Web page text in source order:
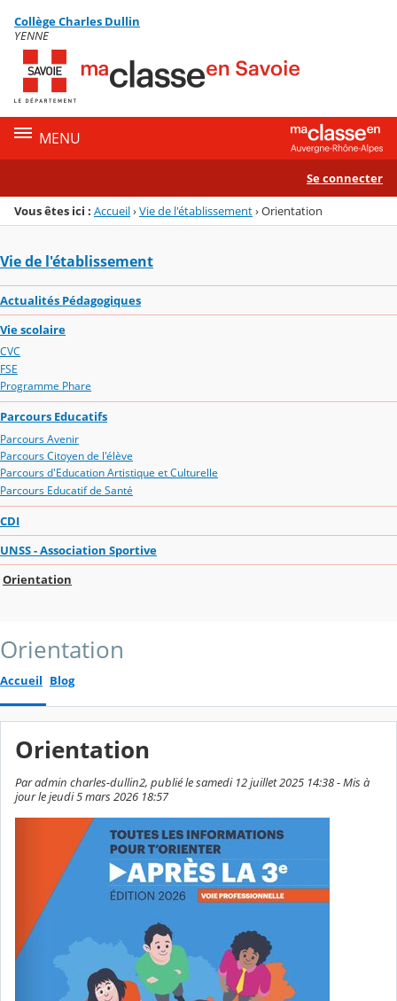
Menu de la rubrique
Contenu
Collège Charles Dullin
YENNE
MENU
Se connecter
Vous êtes ici : Accueil›Vie de l'établissement›Orientation
Vie de l'établissement
Actualités Pédagogiques
Vie scolaire
CVC
FSE
Programme Phare
Parcours Educatifs
Parcours Avenir
Parcours Citoyen de l'élève
Parcours d'Education Artistique et Culturelle
Parcours Educatif de Santé
CDI
UNSS - Association Sportive
Orientation
Orientation
Accueil Blog
Orientation
Par admin charles-dullin2, publié le samedi 12 juillet 2025 14:38 - Mis à
jour le jeudi 5 mars 2026 18:57